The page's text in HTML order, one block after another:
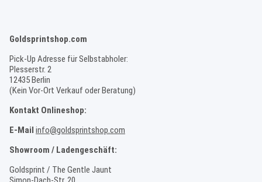
Goldsprintshop.com
Pick-Up Adresse für Selbstabholer:
Plesserstr. 2
12435 Berlin
(Kein Vor-Ort Verkauf oder Beratung)
Kontakt Onlineshop:
E-Mail info@goldsprintshop.com
Showroom / Ladengeschäft:
Goldsprint / The Gentle Jaunt